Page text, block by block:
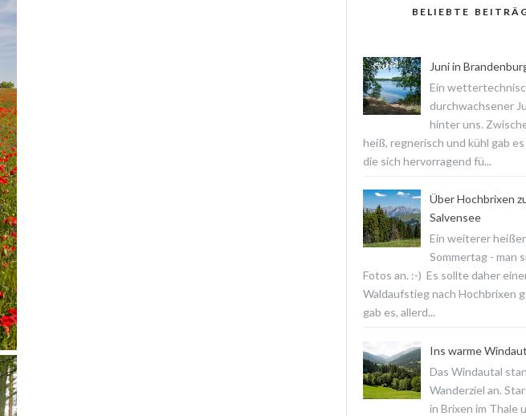
BELIEBTE
Juni in
Ein
durchwachsener
hinter uns.
heiß, regnerisch und kühl gab es
die sich hervorragend fü...
Über Hochbrixen
Salvensee
Ein weiterer heißer
Sommertag - man
Fotos an. :-) Es sollte daher
Waldaufstieg nach Hochbrixen
gab es, allerd...
Ins warme
Das Windautal
Wanderziel an.
in Brixen im Thale